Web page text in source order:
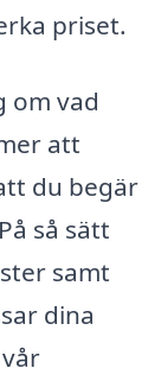
priset.
om vad
att
du begär
så sätt
samt
dina